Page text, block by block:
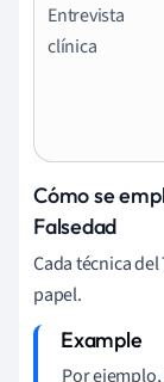
Entrevista
clínica
Cómo se
Falsedad
Cada técnica
papel.
Por